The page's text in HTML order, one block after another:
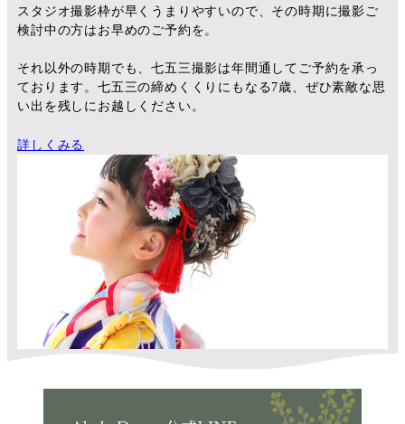
スタジオ撮影枠が早くうまりやすいので、その時期に撮影ご
検討中の方はお早めのご予約を。
それ以外の時期でも、七五三撮影は年間通してご予約を承っ
ております。七五三の締めくくりにもなる7歳、ぜひ素敵な思
い出を残しにお越しください。
詳しくみる